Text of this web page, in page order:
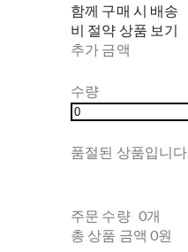
함께 구매 시 배송
비 절약 상품 보기
추가 금액
수량
품절된 상품입니다.
주문 수량 0개
총 상품 금액 0원